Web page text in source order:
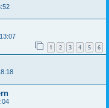
1 2 3 4 5 6